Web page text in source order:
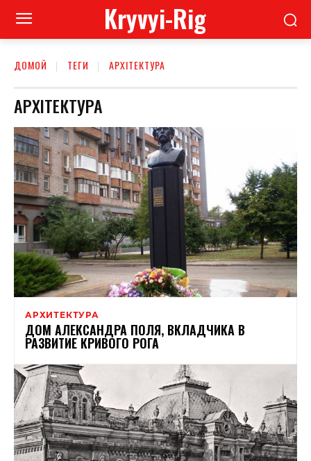
Kryvyi-Rig
ДОМОЙ ТЕГИ АРХІТЕКТУРА
АРХІТЕКТУРА
АРХИТЕКТУРА
ДОМ АЛЕКСАНДРА ПОЛЯ, ВКЛАДЧИКА В
РАЗВИТИЕ КРИВОГО РОГА